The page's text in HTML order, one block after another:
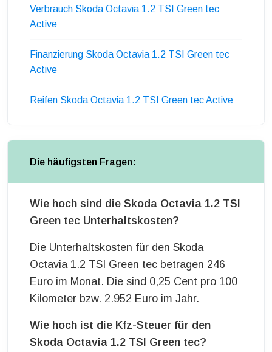
Verbrauch Skoda Octavia 1.2 TSI Green tec
Active
Finanzierung Skoda Octavia 1.2 TSI Green tec
Active
Reifen Skoda Octavia 1.2 TSI Green tec Active
Die häufigsten Fragen:
Wie hoch sind die Skoda Octavia 1.2 TSI
Green tec Unterhaltskosten?
Die Unterhaltskosten für den Skoda
Octavia 1.2 TSI Green tec betragen 246
Euro im Monat. Die sind 0,25 Cent pro 100
Kilometer bzw. 2.952 Euro im Jahr.
Wie hoch ist die Kfz-Steuer für den
Skoda Octavia 1.2 TSI Green tec?